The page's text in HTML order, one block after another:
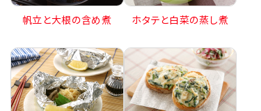
帆立と大根の含め煮 ホタテと白菜の蒸し煮